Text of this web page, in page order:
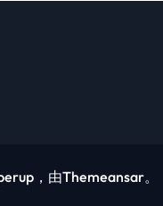
，由Themeansar。